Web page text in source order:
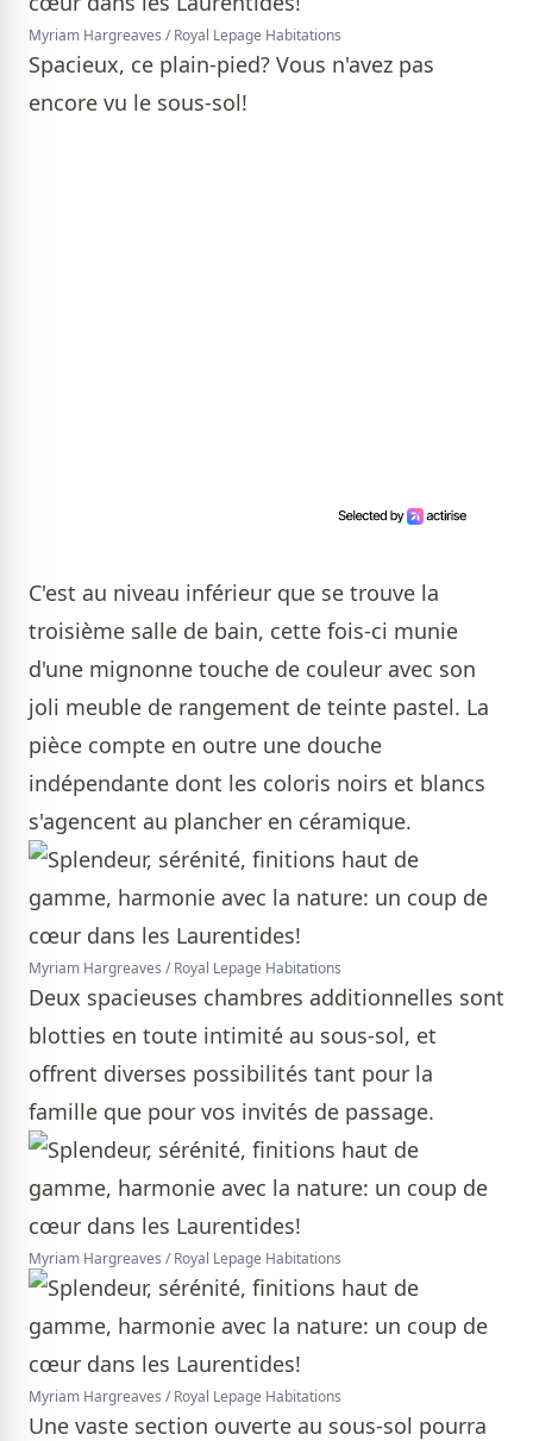
Myriam Hargreaves / Royal Lepage Habitations
Spacieux, ce plain-pied? Vous n'avez pas
encore vu le sous-sol!
C'est au niveau inférieur que se trouve la
troisième salle de bain, cette fois-ci munie
d'une mignonne touche de couleur avec son
joli meuble de rangement de teinte pastel. La
pièce compte en outre une douche
indépendante dont les coloris noirs et blancs
s'agencent au plancher en céramique.
Myriam Hargreaves / Royal Lepage Habitations
Deux spacieuses chambres additionnelles sont
blotties en toute intimité au sous-sol, et
offrent diverses possibilités tant pour la
famille que pour vos invités de passage.
Myriam Hargreaves / Royal Lepage Habitations
Myriam Hargreaves / Royal Lepage Habitations
Une vaste section ouverte au sous-sol pourra